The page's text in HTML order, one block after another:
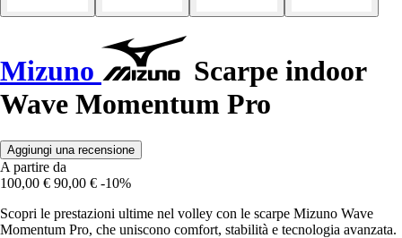
Mizuno
Scarpe indoor
Wave Momentum Pro
Aggiungi una recensione
A partire da
100,00 € 90,00 € -10%
Scopri le prestazioni ultime nel volley con le scarpe Mizuno Wave
Momentum Pro, che uniscono comfort, stabilità e tecnologia avanzata.